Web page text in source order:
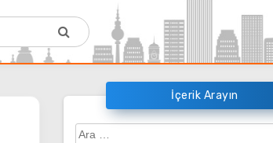
İçerik Arayın
Arama: